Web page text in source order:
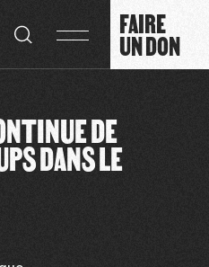
FAIRE
UN DON
DE
DANS LE